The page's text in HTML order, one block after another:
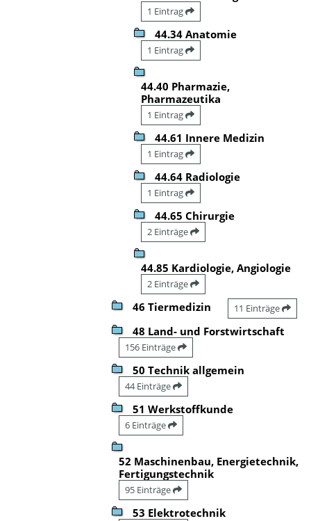
1 Eintrag
44.34 Anatomie
1 Eintrag
44.40 Pharmazie,
Pharmazeutika
1 Eintrag
44.61 Innere Medizin
1 Eintrag
44.64 Radiologie
1 Eintrag
44.65 Chirurgie
2 Einträge
44.85 Kardiologie, Angiologie
2 Einträge
46 Tiermedizin 11 Einträge
48 Land- und Forstwirtschaft
156 Einträge
50 Technik allgemein
44 Einträge
51 Werkstoffkunde
6 Einträge
52 Maschinenbau, Energietechnik,
Fertigungstechnik
95 Einträge
53 Elektrotechnik